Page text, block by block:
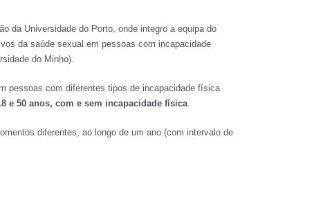
da Universidade do Porto, onde integro a equipa do
da saúde sexual em pessoas com incapacidade
do Minho).
pessoas com diferentes tipos de incapacidade física
e 50 anos, com e sem incapacidade física.
diferentes, ao longo de um ano (com intervalo de